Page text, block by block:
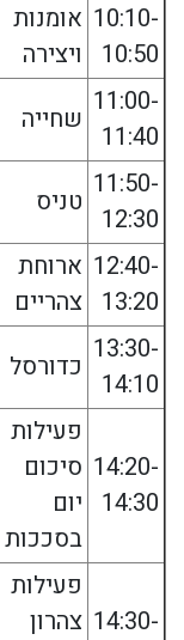
10:10-
10:50
אומנות
ויצירה
11:00-
11:40
שחייה
11:50-
12:30
טניס
12:40-
13:20
ארוחת
צהריים
13:30-
14:10
כדורסל
14:20-
14:30
פעילות
סיכום
יום
בסככות
14:30-
פעילות
צהרון